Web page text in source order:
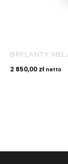
BRYLANTY,
2 850,00 zł netto
KONTAKT